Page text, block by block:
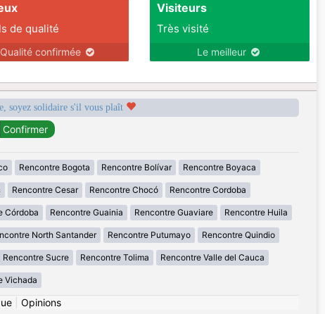
de qualité
Qualité confirmée
Visiteurs
Très visité
Le meilleur
soyez solidaire s'il vous plaît
Rencontre Bogota Rencontre Bolívar Rencontre Boyaca
Rencontre Cesar Rencontre Chocó Rencontre Cordoba
Córdoba Rencontre Guainia Rencontre Guaviare Rencontre Huila
North Santander Rencontre Putumayo Rencontre Quindio
Rencontre Sucre Rencontre Tolima Rencontre Valle del Cauca
Vichada
| Opinions